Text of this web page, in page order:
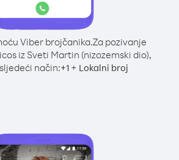
Viber brojčanika.Za pozivanje
iz Sveti Martin (nizozemski dio),
način:+1 + Lokalni broj